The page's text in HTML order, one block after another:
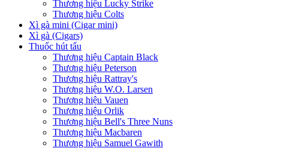
Thương hiệu Lucky Strike
Thương hiệu Colts
Xì gà mini (Cigar mini)
Xì gà (Cigars)
Thuốc hút tẩu
Thương hiệu Captain Black
Thương hiệu Peterson
Thương hiệu Rattray's
Thương hiệu W.O. Larsen
Thương hiệu Vauen
Thương hiệu Orlik
Thương hiệu Bell's Three Nuns
Thương hiệu Macbaren
Thương hiệu Samuel Gawith